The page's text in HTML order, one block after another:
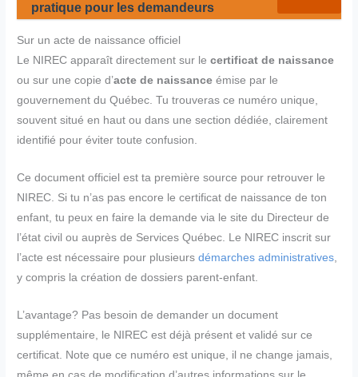
pratique pour les demandeurs
Sur un acte de naissance officiel
Le NIREC apparaît directement sur lecertificat de naissance
ou sur une copie d’acte de naissance émise par le
gouvernement du Québec. Tu trouveras ce numéro unique,
souvent situé en haut ou dans une section dédiée, clairement
identifié pour éviter toute confusion.
Ce document officiel est ta première source pour retrouver le
NIREC. Si tu n’as pas encore le certificat de naissance de ton
enfant, tu peux en faire la demande via le site du Directeur de
l’état civil ou auprès de Services Québec. Le NIREC inscrit sur
l’acte est nécessaire pour plusieursdémarches administratives
y compris la création de dossiers parent-enfant.
L’avantage? Pas besoin de demander un document
supplémentaire, le NIREC est déjà présent et validé sur ce
certificat. Note que ce numéro est unique, il ne change jamais,